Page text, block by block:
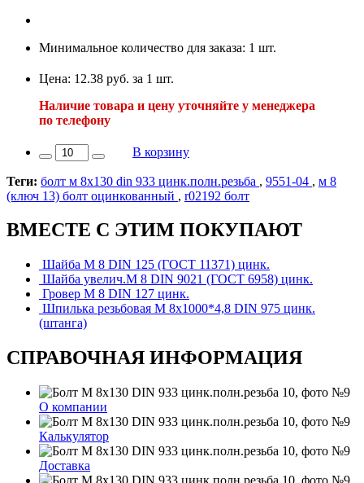
Минимальное количество для заказа: 1 шт.
Цена: 12.38 руб. за 1 шт.
Наличие товара и цену уточняйте у менеджера
по телефону
В корзину
Теги: болт м 8х130 din 933 цинк.полн.резьба , 9551-04 , м 8
(ключ 13) болт оцинкованный , r02192 болт
ВМЕСТЕ С ЭТИМ ПОКУПАЮТ
Шайба М 8 DIN 125 (ГОСТ 11371) цинк.
Шайба увелич.М 8 DIN 9021 (ГОСТ 6958) цинк.
Гровер М 8 DIN 127 цинк.
Шпилька резьбовая М 8х1000*4,8 DIN 975 цинк.
(штанга)
СПРАВОЧНАЯ ИНФОРМАЦИЯ
О компании
Калькулятор
Доставка